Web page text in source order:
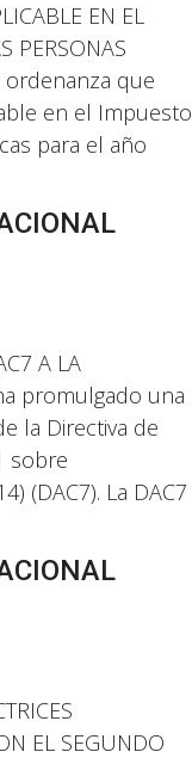
EN EL
PERSONAS
ordenanza que
en el Impuesto
para el año
A LA
promulgado una
la Directiva de
sobre
(DAC7). La DAC7
EL SEGUNDO